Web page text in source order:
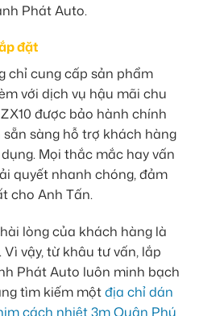
Phát Auto.
đặt
chỉ cung cấp sản phẩm
với dịch vụ hậu mãi chu
được bảo hành chính
sàng hỗ trợ khách hàng
Mọi thắc mắc hay vấn
quyết nhanh chóng, đảm
cho Anh Tấn.
lòng của khách hàng là
vậy, từ khâu tư vấn, lắp
Phát Auto luôn minh bạch
tìm kiếm mộtđịa chỉ dán
cách nhiệt 3m Quận Phú